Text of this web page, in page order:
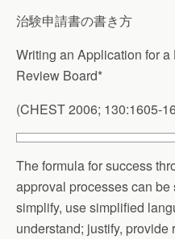
治験申請書の書き方
Writing an Application for
Review Board*
(CHEST 2006; 130:1605-
The formula for success
approval processes can
simplify, use simplified
understand; justify, provide